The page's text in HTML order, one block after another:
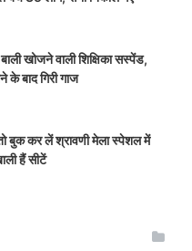
खोजने वाली शिक्षिका सस्पेंड,
के बाद गिरी गाज
तो बुक कर लें श्रावणी मेला स्पेशल में
हैं सीटें